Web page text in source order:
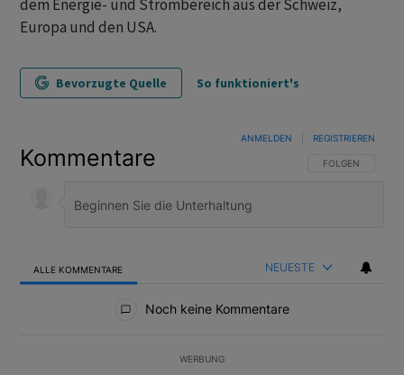
dem Energie- und Strombereich aus der Schweiz,
Europa und den USA.
Bevorzugte Quelle So funktioniert's
Kommentare FOLGE DIESER
FOLGEN
ANMELDEN REGISTRIEREN
ALLE KOMMENTARE NEUESTE
Noch keine Kommentare
WERBUNG